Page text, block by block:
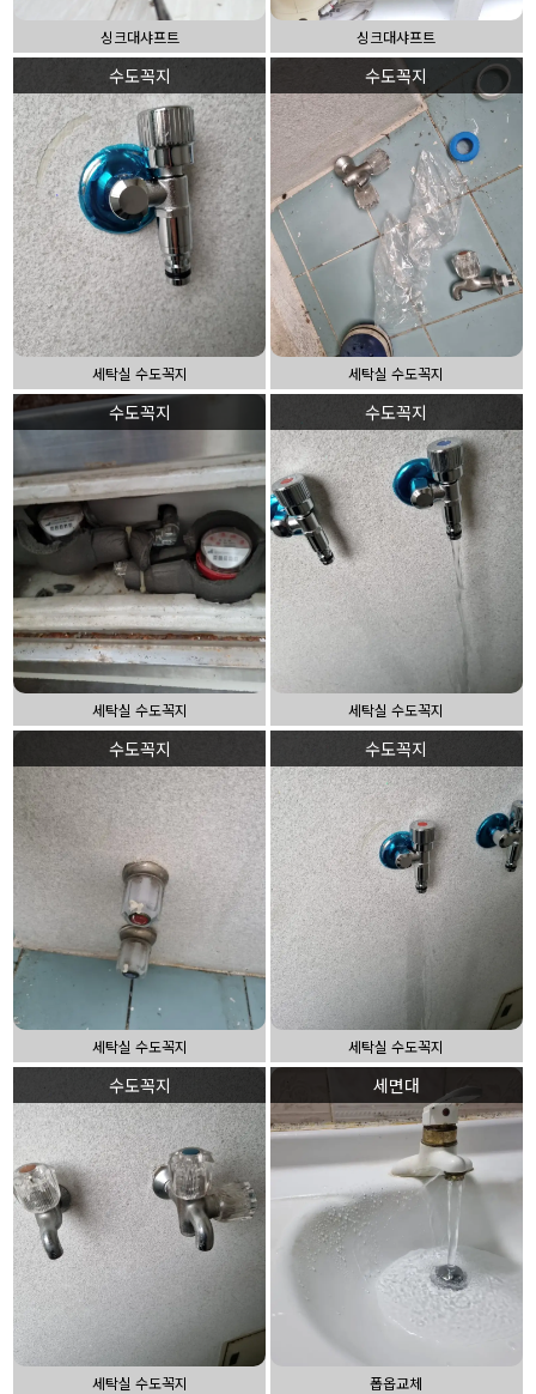
싱크대샤프트 싱크대샤프트
수도꼭지
세탁실 수도꼭지
수도꼭지
세탁실 수도꼭지
수도꼭지
세탁실 수도꼭지
수도꼭지
세탁실 수도꼭지
수도꼭지
세탁실 수도꼭지
수도꼭지
세탁실 수도꼭지
수도꼭지
세탁실 수도꼭지
세면대
폽옵교체